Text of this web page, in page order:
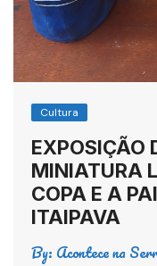
Cultura
EXPOSIÇÃO
MINIATURA
COPA E A
ITAIPAVA
By: Acontece na